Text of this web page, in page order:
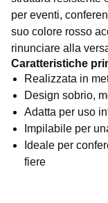
per eventi,
suo colore rosso
rinunciare alla
Caratteristiche
Realizzata in
Design sobrio,
Adatta per uso
Impilabile per
Ideale per
fiere